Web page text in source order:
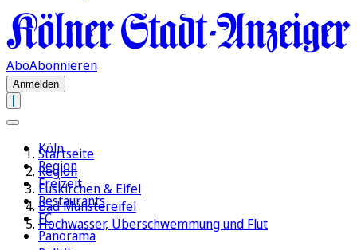
AboAbonnieren
Anmelden
Köln
Region
Freizeit
Restaurants
FC
Panorama
Startseite
Region
Euskirchen & Eifel
Bad Münstereifel
Hochwasser, Überschwemmung und Flut